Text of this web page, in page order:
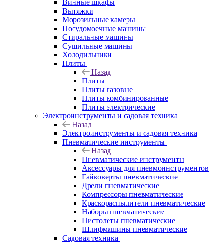
Винные шкафы
Вытяжки
Морозильные камеры
Посудомоечные машины
Стиральные машины
Сушильные машины
Холодильники
Плиты
Назад
Плиты
Плиты газовые
Плиты комбинированные
Плиты электрические
Электроинструменты и садовая техника
Назад
Электроинструменты и садовая техника
Пневматические инструменты
Назад
Пневматические инструменты
Аксессуары для пневмоинструментов
Гайковерты пневматические
Дрели пневматические
Компрессоры пневматические
Краскораспылители пневматические
Наборы пневматические
Пистолеты пневматические
Шлифмашины пневматические
Садовая техника